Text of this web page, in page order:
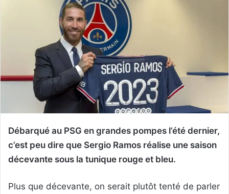
Débarqué au PSG en grandes pompes l’été dernier,
c’est peu dire que Sergio Ramos réalise une saison
décevante sous la tunique rouge et bleu.
Plus que décevante, on serait plutôt tenté de parler